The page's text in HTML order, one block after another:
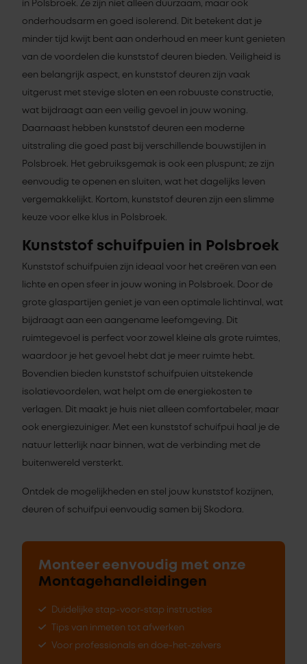
in Polsbroek. Ze zijn niet alleen duurzaam, maar ook
onderhoudsarm en goed isolerend. Dit betekent dat je
minder tijd kwijt bent aan onderhoud en meer kunt genieten
van de voordelen die kunststof deuren bieden. Veiligheid is
een belangrijk aspect, en kunststof deuren zijn vaak
uitgerust met stevige sloten en een robuuste constructie,
wat bijdraagt aan een veilig gevoel in jouw woning.
Daarnaast hebben kunststof deuren een moderne
uitstraling die goed past bij verschillende bouwstijlen in
Polsbroek. Het gebruiksgemak is ook een pluspunt; ze zijn
eenvoudig te openen en sluiten, wat het dagelijks leven
vergemakkelijkt. Kortom, kunststof deuren zijn een slimme
keuze voor elke klus in Polsbroek.
Kunststof schuifpuien in Polsbroek
Kunststof schuifpuien zijn ideaal voor het creëren van een
lichte en open sfeer in jouw woning in Polsbroek. Door de
grote glaspartijen geniet je van een optimale lichtinval, wat
bijdraagt aan een aangename leefomgeving. Dit
ruimtegevoel is perfect voor zowel kleine als grote ruimtes,
waardoor je het gevoel hebt dat je meer ruimte hebt.
Bovendien bieden kunststof schuifpuien uitstekende
isolatievoordelen, wat helpt om de energiekosten te
verlagen. Dit maakt je huis niet alleen comfortabeler, maar
ook energiezuiniger. Met een kunststof schuifpui haal je de
natuur letterlijk naar binnen, wat de verbinding met de
buitenwereld versterkt.
Ontdek de mogelijkheden en stel jouw kunststof kozijnen,
deuren of schuifpui eenvoudig samen bij Skodora.
Monteer eenvoudig met onze
Montagehandleidingen
Duidelijke stap-voor-stap instructies
Tips van inmeten tot afwerken
Voor professionals en doe-het-zelvers